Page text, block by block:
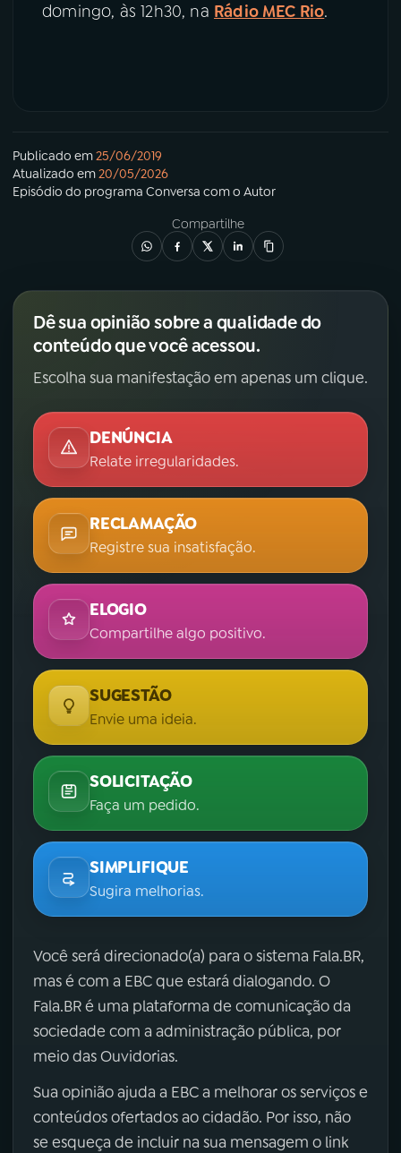
domingo, às 12h30, na Rádio MEC Rio.
Publicado em25/06/2019
Atualizado em20/05/2026
Episódio do programa Conversa com o Autor
Compartilhe
Dê sua opinião sobre a qualidade do
conteúdo que você acessou.
Escolha sua manifestação em apenas um clique.
DENÚNCIA
Relate irregularidades.
RECLAMAÇÃO
Registre sua insatisfação.
ELOGIO
Compartilhe algo positivo.
SUGESTÃO
Envie uma ideia.
SOLICITAÇÃO
Faça um pedido.
SIMPLIFIQUE
Sugira melhorias.
Você será direcionado(a) para o sistema Fala.BR,
mas é com a EBC que estará dialogando. O
Fala.BR é uma plataforma de comunicação da
sociedade com a administração pública, por
meio das Ouvidorias.
Sua opinião ajuda a EBC a melhorar os serviços e
conteúdos ofertados ao cidadão. Por isso, não
se esqueça de incluir na sua mensagem o link